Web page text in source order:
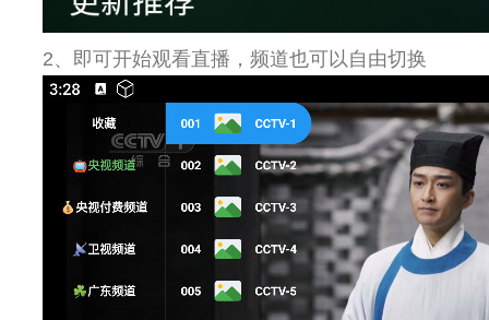
2、即可开始观看直播，频道也可以自由切换